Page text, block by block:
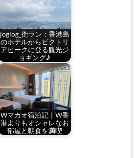
joglog_街ラン：香港島
のホテルからビクトリ
アピークに登る観光ジ
ョギング♪
Wマカオ宿泊記｜W香
港よりもオシャレなお
部屋と朝食を満喫